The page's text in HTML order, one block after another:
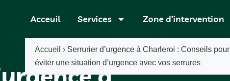
Acceuil Services Zone d’intervention
Accueil › Serrurier d’urgence à Charleroi : Conseils pour
éviter une situation d’urgence avec vos serrures